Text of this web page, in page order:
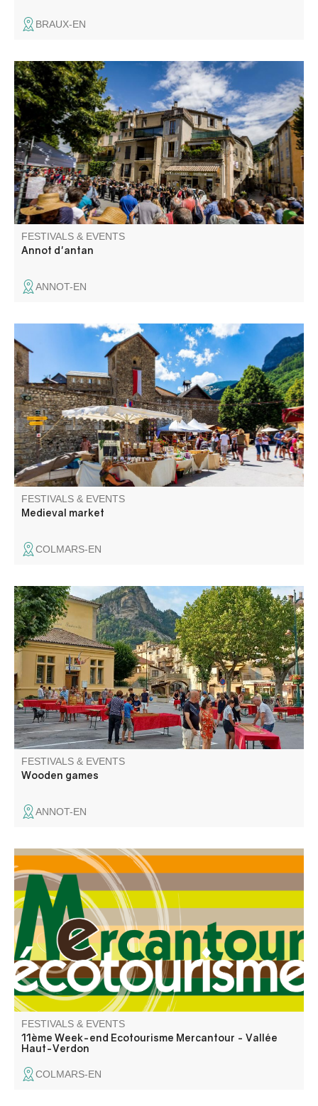
BRAUX-EN
Immerse yourself in the Annot of yesteryear, from 1800
through the Belle Époque to the 1930s. Thanks to the
diversity and richness of its activities, this unique event
brings together residents, visitors, and enthusiasts for a
lively celebration of Annot’s heritage.
FESTIVALS & EVENTS
Annot d'antan
ANNOT-EN
Flavours, scents, jewelry, woodwork, leatherwork, musical
instruments... Some sixty exhibitors present original,
hand-crafted creations.
FESTIVALS & EVENTS
Medieval market
COLMARS-EN
Come and test your reflexes and concentration with family
and friends on the many giant wooden games.
FESTIVALS & EVENTS
Wooden games
ANNOT-EN
Week-end Ecotourisme Mercantour organisé par
l'association Mercantour Ecotourisme dans le cadre de
son Festival du Tourisme Durable du mois de septembre
2026 et avec la collaboration de ses partenaires .
FESTIVALS & EVENTS
11ème Week-end Ecotourisme Mercantour - Vallée
Haut-Verdon
COLMARS-EN